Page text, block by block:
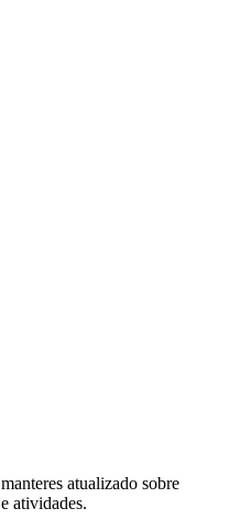
atualizado sobre
atividades.